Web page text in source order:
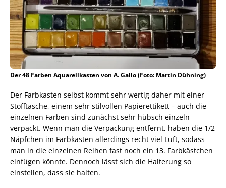
Der 48 Farben Aquarellkasten von A. Gallo (Foto: Martin Dühning)
Der Farbkasten selbst kommt sehr wertig daher mit einer
Stofftasche, einem sehr stilvollen Papierettikett – auch die
einzelnen Farben sind zunächst sehr hübsch einzeln
verpackt. Wenn man die Verpackung entfernt, haben die 1/2
Näpfchen im Farbkasten allerdings recht viel Luft, sodass
man in die einzelnen Reihen fast noch ein 13. Farbkästchen
einfügen könnte. Dennoch lässt sich die Halterung so
einstellen, dass sie halten.